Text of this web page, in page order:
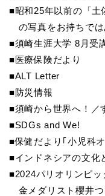
■昭和25年以前の「土
の写真をお持ちでは
■須崎生涯大学 8月受
■医療保険だより
■ALT Letter
■防災情報
■須崎から世界へ！／
■SDGs and We!
■保健だより｢小児科
■インドネシアの文化
■2024パリオリンピッ
金メダリスト櫻井つ